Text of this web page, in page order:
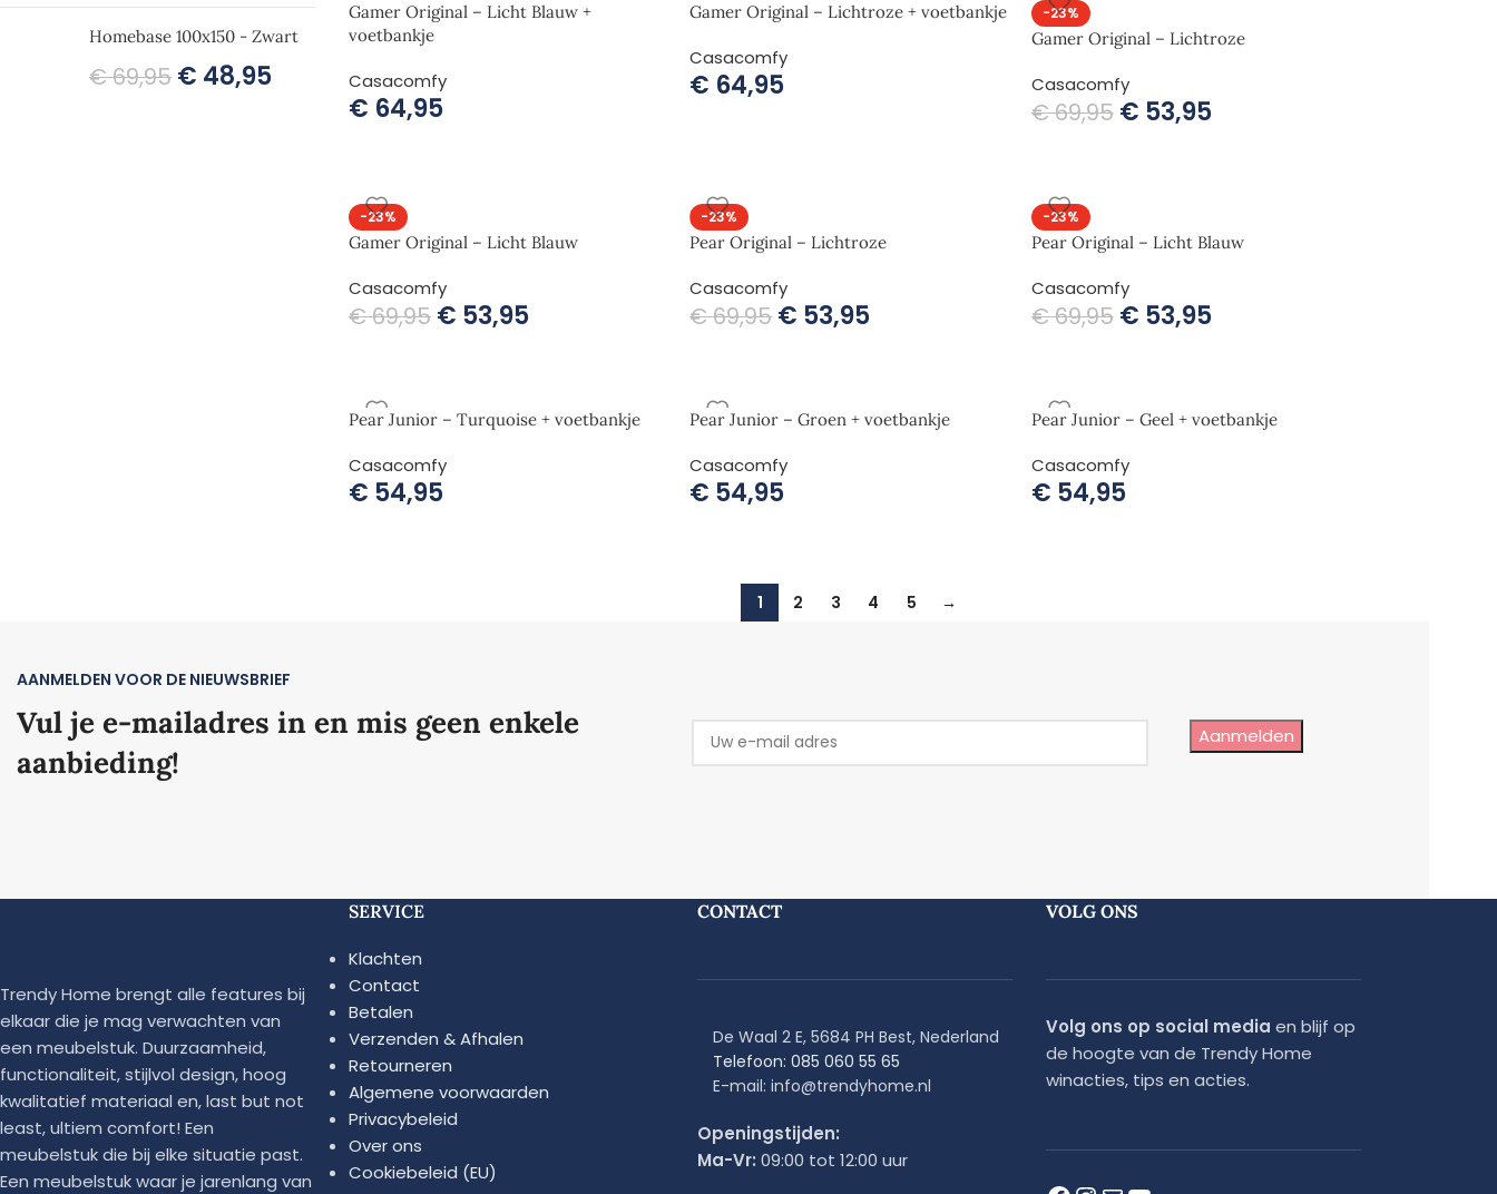
Homebase 100x150 - Zwart
€69,95 € 48,95
Gamer Original – Licht Blauw +
voetbankje
Casacomfy
€ 64,95
Gamer Original – Lichtroze + voetbankje
Casacomfy
€ 64,95
-23%
Gamer Original – Lichtroze
Casacomfy
€69,95 € 53,95
-23%
Gamer Original – Licht Blauw
Casacomfy
€69,95 € 53,95
-23%
Pear Original – Lichtroze
Casacomfy
€69,95 € 53,95
-23%
Pear Original – Licht Blauw
Casacomfy
€69,95 € 53,95
Pear Junior – Turquoise + voetbankje
Casacomfy
€ 54,95
Pear Junior – Groen + voetbankje
Casacomfy
€ 54,95
Pear Junior – Geel + voetbankje
Casacomfy
€ 54,95
1 2 3 4 5 →
AANMELDEN VOOR DE NIEUWSBRIEF
Vul je e-mailadres in en mis geen enkele
aanbieding!
Aanmelden
Trendy Home brengt alle features bij
elkaar die je mag verwachten van
een meubelstuk. Duurzaamheid,
functionaliteit, stijlvol design, hoog
kwalitatief materiaal en, last but not
least, ultiem comfort! Een
meubelstuk die bij elke situatie past.
Een meubelstuk waar je jarenlang van
SERVICE
Klachten
Contact
Betalen
Verzenden & Afhalen
Retourneren
Algemene voorwaarden
Privacybeleid
Over ons
Cookiebeleid (EU)
CONTACT
De Waal 2 E, 5684 PH Best, Nederland
Telefoon: 085 060 55 65
E-mail: info@trendyhome.nl
Openingstijden:
Ma-Vr: 09:00 tot 12:00 uur
VOLG ONS
Volg ons op social media en blijf op
de hoogte van de Trendy Home
winacties, tips en acties.